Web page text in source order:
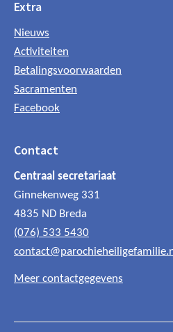
Extra
Nieuws
Activiteiten
Betalingsvoorwaarden
Sacramenten
Facebook
Contact
Centraal secretariaat
Ginnekenweg 331
4835 ND Breda
(076) 533 5430
Meer contactgegevens